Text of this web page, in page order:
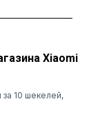
Xiaomi
10 шекелей,